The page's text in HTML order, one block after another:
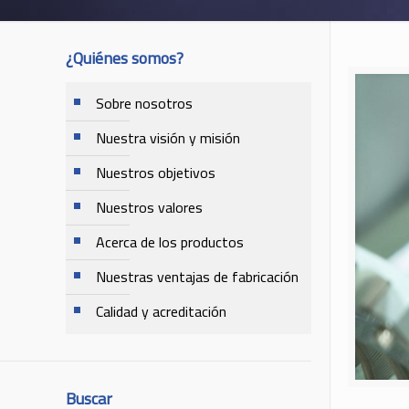
¿Quiénes somos?
Sobre nosotros
Nuestra visión y misión
Nuestros objetivos
Nuestros valores
Acerca de los productos
Nuestras ventajas de fabricación
Calidad y acreditación
Buscar